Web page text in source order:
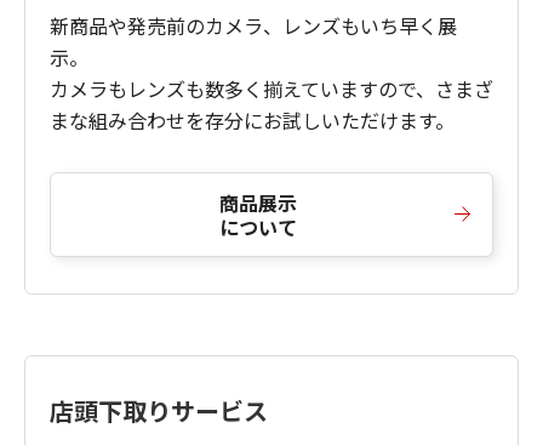
新商品や発売前のカメラ、レンズもいち早く展
示。
カメラもレンズも数多く揃えていますので、さまざ
まな組み合わせを存分にお試しいただけます。
商品展示
について
店頭下取りサービス